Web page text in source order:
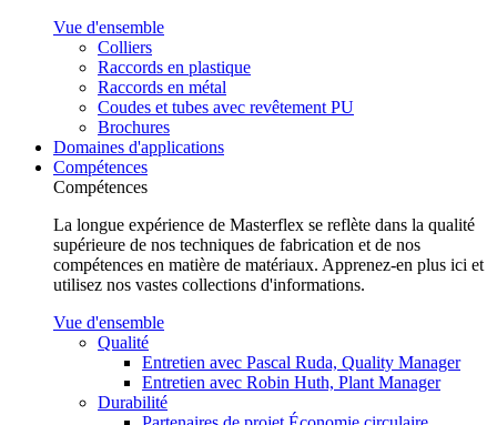
Vue d'ensemble
Colliers
Raccords en plastique
Raccords en métal
Coudes et tubes avec revêtement PU
Brochures
Domaines d'applications
Compétences
Compétences
La longue expérience de Masterflex se reflète dans la qualité
supérieure de nos techniques de fabrication et de nos
compétences en matière de matériaux. Apprenez-en plus ici et
utilisez nos vastes collections d'informations.
Vue d'ensemble
Qualité
Entretien avec Pascal Ruda, Quality Manager
Entretien avec Robin Huth, Plant Manager
Durabilité